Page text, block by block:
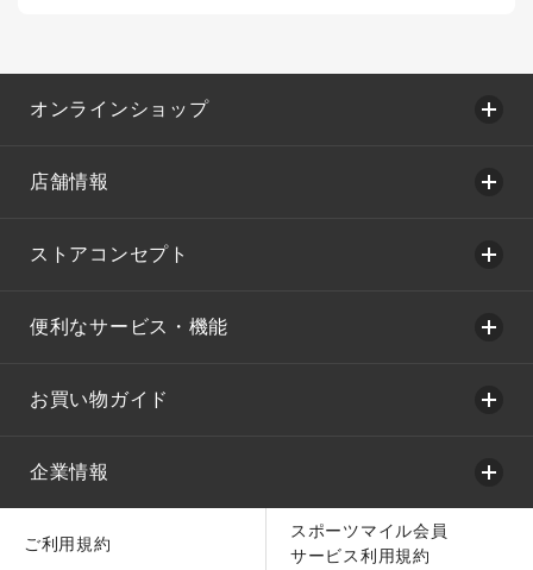
オンラインショップ
店舗情報
ストアコンセプト
便利なサービス・機能
お買い物ガイド
企業情報
ご利用規約
スポーツマイル会員
サービス利用規約